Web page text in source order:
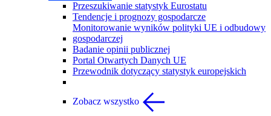
Przeszukiwanie statystyk Eurostatu
Tendencje i prognozy gospodarcze
Monitorowanie wyników polityki UE i odbudowy
gospodarczej
Badanie opinii publicznej
Portal Otwartych Danych UE
Przewodnik dotyczący statystyk europejskich
Zobacz wszystko